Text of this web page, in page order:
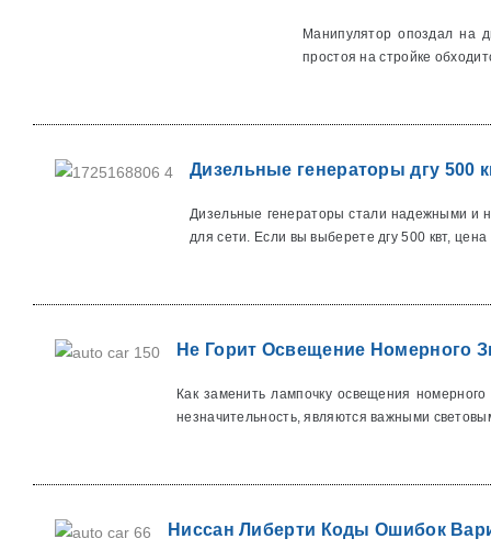
Манипулятор опоздал на
простоя на стройке
Дизельные генераторы дгу 500
Дизельные генераторы стали надежными и
для сети. Если вы выберете дгу 500 квт, цена
Не Горит Освещение Номерного
Как заменить лампочку освещения
незначительность, являются важными
Ниссан Либерти Коды Ошибок